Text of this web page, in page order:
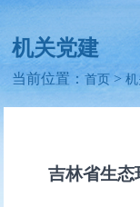
机关党建
当前位置：首页>
吉林省生态